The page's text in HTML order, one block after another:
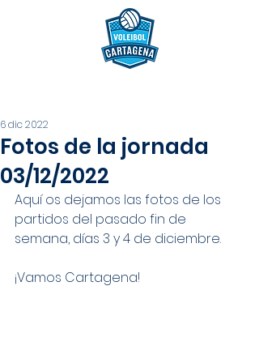
Fotos de la jornada
03/12/2022
6 dic 2022
Aquí os dejamos las fotos de los
partidos del pasado fin de
semana, días 3 y 4 de diciembre.
¡Vamos Cartagena!